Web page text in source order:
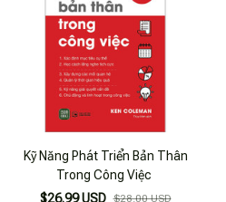
Kỹ Năng Phát Triển Bản Thân
Trong Công Việc
$26.99 USD $28.00 USD